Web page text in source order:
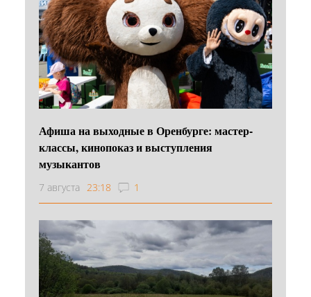
Афиша на выходные в Оренбурге: мастер-
классы, кинопоказ и выступления
музыкантов
7 августа 23:18 1